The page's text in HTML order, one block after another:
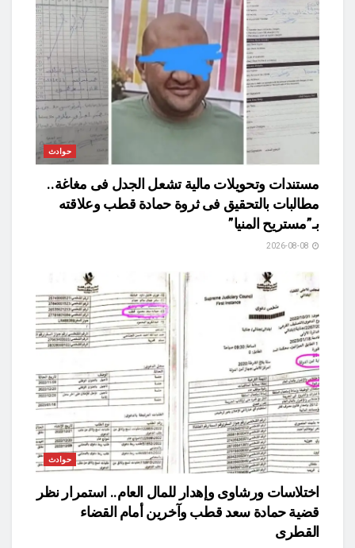
حوادث
مستندات وتحويلات مالية تشعل الجدل فى مغاغة..
مطالبات بالتحقيق فى ثروة حمادة قطب وعلاقته
بـ”مستريح المنيا”
حوادث
اختلاسات ورشاوى وإهدار للمال العام.. استمرار نظر
قضية حمادة سعد قطب وآخرين أمام القضاء
القطرى